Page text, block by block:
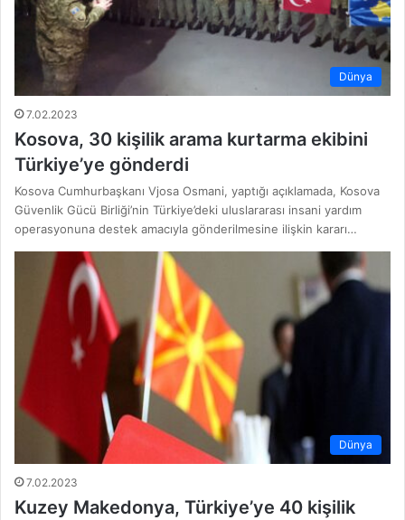
Dünya
7.02.2023
Kosova, 30 kişilik arama kurtarma ekibini
Türkiye’ye gönderdi
Kosova Cumhurbaşkanı Vjosa Osmani, yaptığı açıklamada, Kosova
Güvenlik Gücü Birliği’nin Türkiye’deki uluslararası insani yardım
operasyonuna destek amacıyla gönderilmesine ilişkin kararı…
Dünya
7.02.2023
Kuzey Makedonya, Türkiye’ye 40 kişilik